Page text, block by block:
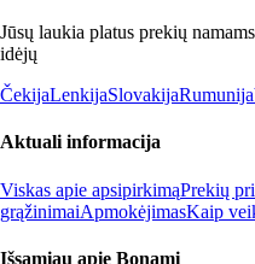
Jūsų laukia platus prekių
idėjų
ČekijaLenkijaSlovakijaRumunija
Aktuali informacija
Viskas apie apsipirkimąPrekių
grąžinimaiApmokėjimasKaip
Išsamiau apie Bonami